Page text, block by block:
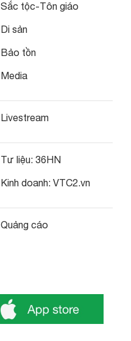
Sắc tộc-Tôn giáo
Di sản
Bảo tồn
Media
Livestream
Tư liệu: 36HN
Kinh doanh: VTC2.vn
Quảng cáo